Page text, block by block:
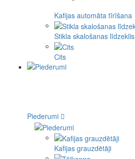
Kafijas automāta tīrīšana
Stikla skalošanas līdzeklis
Cits
Piederumi
Kafijas grauzdētāji